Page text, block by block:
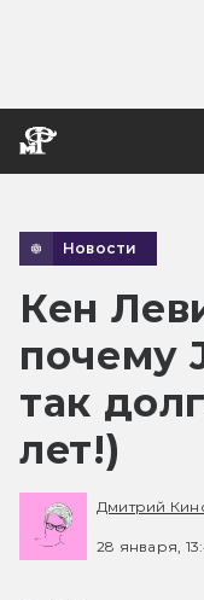
Новости
Кен
почему
так
лет!)
Дмитрий
28 января,